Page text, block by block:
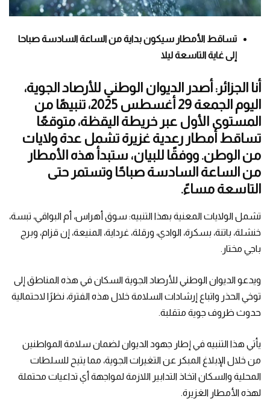
تساقط الأمطار سيكون بداية من الساعة السادسة صباحا
إلى غاية التاسعة ليلا
أنا الجزائر: أصدر الديوان الوطني للأرصاد الجوية،
اليوم الجمعة 29 أغسطس 2025، تنبيهًا من
المستوى الأول عبر خريطة اليقظة، متوقعًا
تساقط أمطار رعدية غزيرة تشمل عدة ولايات
من الوطن. ووفقًا للبيان، ستبدأ هذه الأمطار
من الساعة السادسة صباحًا وتستمر حتى
التاسعة مساءً.
تشمل الولايات المعنية بهذا التنبيه: سوق أهراس، أم البواقي، تبسة،
خنشلة، باتنة، بسكرة، الوادي، ورقلة، غرداية، المنيعة، إن قزام، وبرج
باجي مختار.
ويدعو الديوان الوطني للأرصاد الجوية السكان في هذه المناطق إلى
توخي الحذر واتباع إرشادات السلامة خلال هذه الفترة، نظرًا لاحتمالية
حدوث ظروف جوية متقلبة.
يأتي هذا التنبيه في إطار جهود الديوان لضمان سلامة المواطنين
من خلال الإبلاغ المبكر عن التغيرات الجوية، مما يتيح للسلطات
المحلية والسكان اتخاذ التدابير اللازمة لمواجهة أي تداعيات محتملة
لهذه الأمطار الغزيرة.